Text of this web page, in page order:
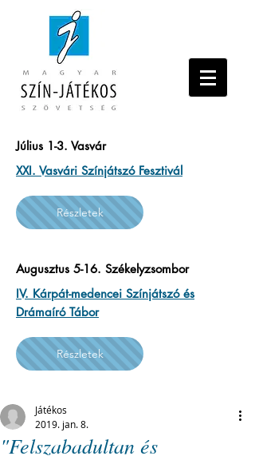
Július 1-3. Vasvár
XXI. Vasvári Színjátszó Fesztivál
Részletek
Augusztus 5-16. Székelyzsombor
IV. Kárpát-medencei Színjátszó és
Drámaíró Tábor
Részletek
"Felszabadultan és
Játékos
2019. jan. 8.